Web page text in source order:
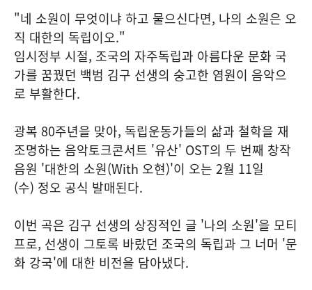
"네 소원이 무엇이냐 하고 물으신다면, 나의 소원은 오
직 대한의 독립이오."
임시정부 시절, 조국의 자주독립과 아름다운 문화 국
가를 꿈꿨던 백범 김구 선생의 숭고한 염원이 음악으
로 부활한다.
광복 80주년을 맞아, 독립운동가들의 삶과 철학을 재
조명하는 음악토크콘서트 '유산' OST의 두 번째 창작
음원 '대한의 소원(With 오현)'이 오는 2월 11일
(수) 정오 공식 발매된다.
이번 곡은 김구 선생의 상징적인 글 '나의 소원'을 모티
프로, 선생이 그토록 바랐던 조국의 독립과 그 너머 '문
화 강국'에 대한 비전을 담아냈다.